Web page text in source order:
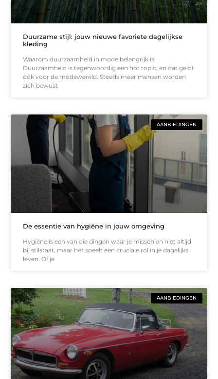
Duurzame stijl: jouw nieuwe favoriete dagelijkse
kleding
Waarom duurzaamheid in mode belangrijk is
Duurzaamheid is tegenwoordig een hot topic, en dat geldt
ook voor de modewereld. Steeds meer mensen worden
zich bewust
AANBIEDINGEN
De essentie van hygiëne in jouw omgeving
Hygiëne is een van die dingen waar je misschien niet altijd
bij stilstaat, maar het speelt een cruciale rol in je dagelijks
leven. Of je
AANBIEDINGEN